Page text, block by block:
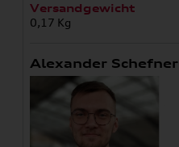
Versandgewicht
0,17 Kg
Alexander Schefner